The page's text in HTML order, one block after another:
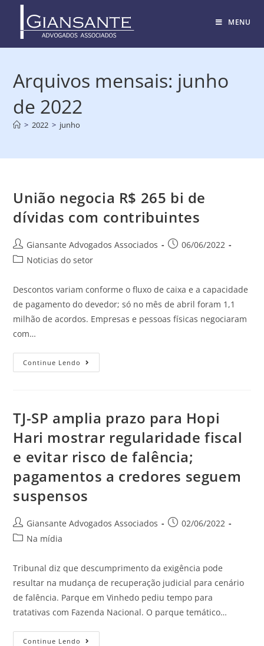
MENU
Arquivos mensais: junho
de 2022
> 2022 > junho
União negocia R$ 265 bi de
dívidas com contribuintes
Giansante Advogados Associados
06/06/2022
Noticias do setor
Descontos variam conforme o fluxo de caixa e a capacidade
de pagamento do devedor; só no mês de abril foram 1,1
milhão de acordos. Empresas e pessoas físicas negociaram
com…
Continue Lendo
TJ-SP amplia prazo para Hopi
Hari mostrar regularidade fiscal
e evitar risco de falência;
pagamentos a credores seguem
suspensos
Giansante Advogados Associados
02/06/2022
Na mídia
Tribunal diz que descumprimento da exigência pode
resultar na mudança de recuperação judicial para cenário
de falência. Parque em Vinhedo pediu tempo para
tratativas com Fazenda Nacional. O parque temático…
Continue Lendo